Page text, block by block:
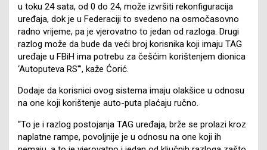
u toku 24 sata, od 0 do 24, može izvršiti rekonfiguracija
uređaja, dok je u Federaciji to svedeno na osmočasovno
radno vrijeme, pa je vjerovatno to jedan od razloga. Drugi
razlog može da bude da veći broj korisnika koji imaju TAG
uređaje u FBiH ima potrebu za češćim korištenjem dionica
‘Autoputeva RS'”, kaže Ćorić.
Dodaje da korisnici ovog sistema imaju olakšice u odnosu
na one koji korištenje auto-puta plaćaju ručno.
“To je i razlog postojanja TAG uređaja, brže se prolazi kroz
naplatne rampe, povoljnije je u odnosu na one koji ih